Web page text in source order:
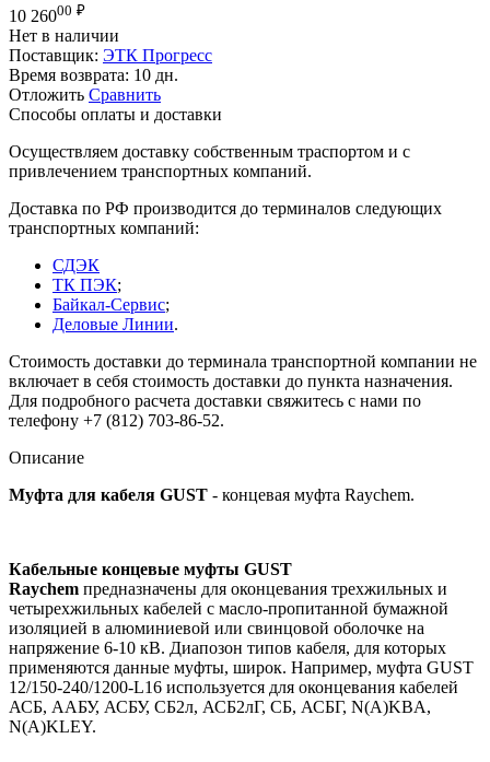
10 26000 ₽
Нет в наличии
Поставщик: ЭТК Прогресс
Время возврата: 10 дн.
Отложить Сравнить
Способы оплаты и доставки
Осуществляем доставку собственным траспортом и с
привлечением транспортных компаний.
Доставка по РФ производится до терминалов следующих
транспортных компаний:
СДЭК
ТК ПЭК;
Байкал-Сервис;
Деловые Линии.
Стоимость доставки до терминала транспортной компании не
включает в себя стоимость доставки до пункта назначения.
Для подробного расчета доставки свяжитесь с нами по
телефону +7 (812) 703-86-52.
Описание
Муфта для кабеля GUST - концевая муфта Raychem.
Кабельные концевые муфты GUST
Raychem предназначены для оконцевания трехжильных и
четырехжильных кабелей с масло-пропитанной бумажной
изоляцией в алюминиевой или свинцовой оболочке на
напряжение 6-10 кВ. Диапозон типов кабеля, для которых
применяются данные муфты, широк. Например, муфта GUST
12/150-240/1200-L16 используется для оконцевания кабелей
АСБ, ААБУ, АСБУ, СБ2л, АСБ2лГ, СБ, АСБГ, N(A)KBA,
N(A)KLEY.